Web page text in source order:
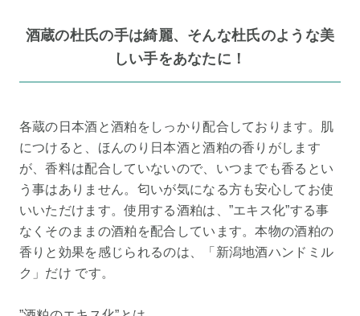
酒蔵の杜氏の手は綺麗、そんな杜氏のような美
しい手をあなたに！
各蔵の日本酒と酒粕をしっかり配合しております。肌
につけると、ほんのり日本酒と酒粕の香りがします
が、香料は配合していないので、いつまでも香るとい
う事はありません。匂いが気になる方も安心してお使
いいただけます。使用する酒粕は、”エキス化”する事
なくそのままの酒粕を配合しています。本物の酒粕の
香りと効果を感じられるのは、「新潟地酒ハンドミル
ク」だけ です。